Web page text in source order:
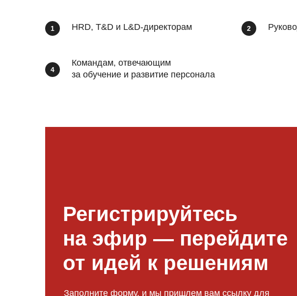
HRD, T&D и L&D-директорам
Командам, отвечающим
за обучение и развитие персонала
Заполните форму, и мы пришлем вам ссылку для
Регистрируйтесь
на эфир — перейдите
от идей к решениям